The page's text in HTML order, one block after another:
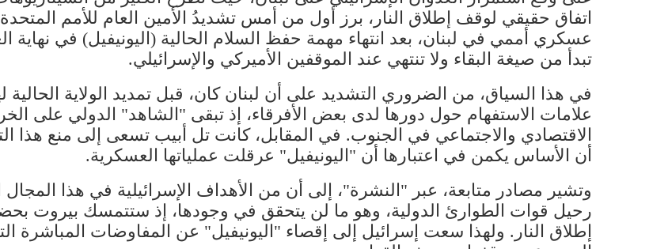
اتفاق حقيقي لوقف إطلاق النار، برز أول من أمس تشديدُ الأمين العام للأمم
عسكري أممي في لبنان، بعد انتهاء مهمة حفظ السلام الحالية (​اليونيفيل​) في نهاية
تبدأ من صيغة البقاء ولا تنتهي عند الموقفين الأميركي والإسرائيلي.
في هذا السياق، من الضروري التشديد على أن لبنان كان، قبل تمديد الولاية
علامات الاستفهام حول دورها لدى بعض الأفرقاء، إذ تبقى "الشاهد" الدولي على
الاقتصادي والاجتماعي في الجنوب. في المقابل، كانت ​تل أبيب​ تسعى إلى منع هذا
أن الأساس يكمن في اعتبارها أن "اليونيفيل" عرقلت عملياتها العسكرية.
وتشير مصادر متابعة، عبر "النشرة"، إلى أن من الأهداف الإسرائيلية في هذا
رحيل ​قوات الطوارئ الدولية​، وهو ما لن يتحقق في وجودها، إذ ستتمسك بيروت
إطلاق النار. ولهذا سعت إسرائيل إلى إقصاء "اليونيفيل" عن المفاوضات المباشرة